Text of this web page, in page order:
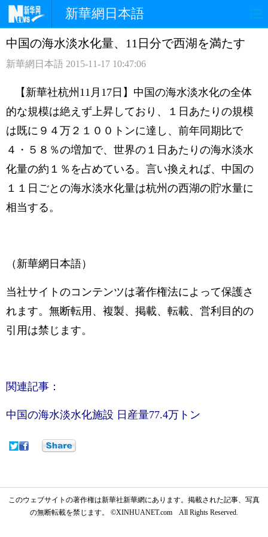
新華網日本語
ホームページ 政治 経済
観光 評論 写真
中日対訳
中国の海水淡水化量、11日分で西湖を満たす
新華網日本語 2015-11-17 10:47:06
【新華社杭州11月17日】中国の海水淡水化の全体
的な規模は絶えず上昇しており、１日あたりの規模
は既に９４万２１００トンに達し、前年同期比で
４・５８％の増加で、世界の１日あたりの海水淡水
化量の約１％を占めている。言い換えれば、中国の
１１日ごとの海水淡水化量は杭州の西湖の貯水量に
相当する。
（新華網日本語）
当社サイトのコンテンツは著作権法によって保護さ
れます。無断転用、複製、掲載、転載、営利目的の
引用は禁じます。
関連記事：
中国の海水淡水化施設 日産量77.4万トン
このウェブサイトの著作権は新華社新華網にあります。掲載された記事、写真
の無断転載を禁じます。 ©XINHUANET.com All Rights Reserved.